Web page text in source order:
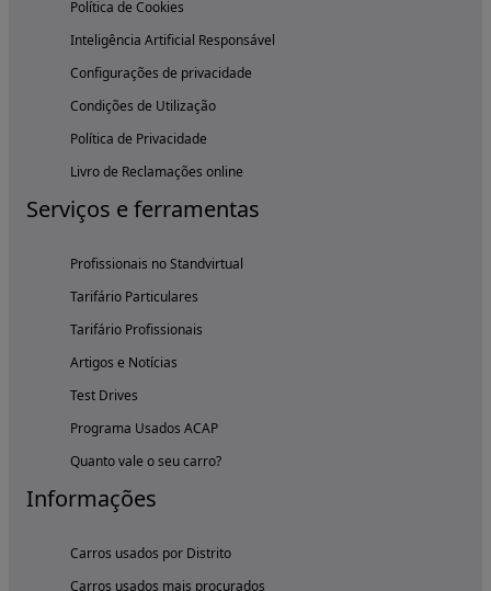
Política de Cookies
Inteligência Artificial Responsável
Configurações de privacidade
Condições de Utilização
Política de Privacidade
Livro de Reclamações online
Serviços e ferramentas
Profissionais no Standvirtual
Tarifário Particulares
Tarifário Profissionais
Artigos e Notícias
Test Drives
Programa Usados ACAP
Quanto vale o seu carro?
Informações
Carros usados por Distrito
Carros usados mais procurados